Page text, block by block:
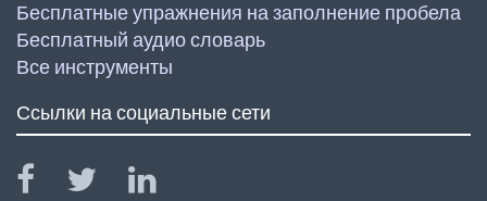
Бесплатные упражнения на заполнение пробела
Бесплатный аудио словарь
Все инструменты
Ссылки на социальные сети